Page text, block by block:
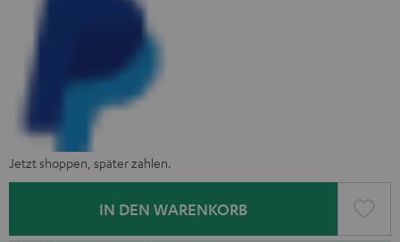
Jetzt shoppen, später zahlen.
IN DEN WARENKORB